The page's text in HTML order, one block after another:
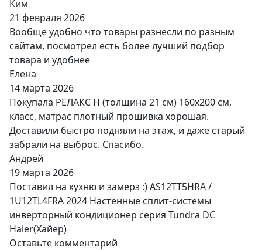
Ким
21 февраля 2026
Вообще удобно что товары разнесли по разным
сайтам, посмотрел есть более лучший подбор
товара и удобнее
Елена
14 марта 2026
Покупала РЕЛАКС Н (толщина 21 см) 160х200 см,
класс, матрас плотный прошивка хорошая.
Доставили быстро подняли на этаж, и даже старый
забрали на выброс. Спасибо.
Андрей
19 марта 2026
Поставил на кухню и замерз :) AS12TT5HRA /
1U12TL4FRA 2024 Настенные сплит-системы
инверторный кондиционер серия Tundra DC
Haier(Хайер)
Оставьте комментарий